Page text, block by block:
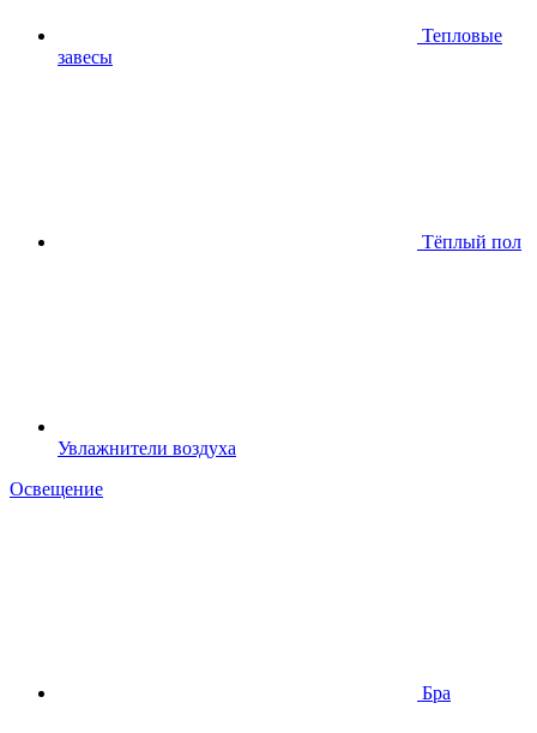
Тепловые
завесы
Тёплый пол
Увлажнители воздуха
Освещение
Бра